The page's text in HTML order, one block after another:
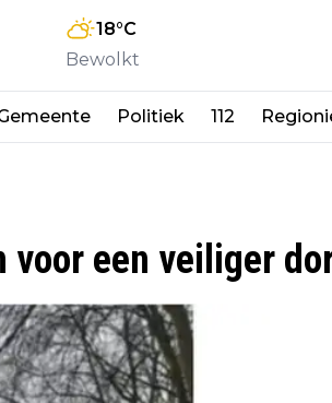
18°C
Bewolkt
Politiek 112
een veiliger